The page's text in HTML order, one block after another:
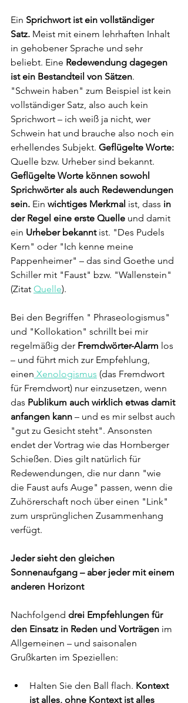
Ein Sprichwort ist ein vollständiger
Satz. Meist mit einem lehrhaften Inhalt
in gehobener Sprache und sehr
beliebt. Eine Redewendung dagegen
ist ein Bestandteil von Sätzen.
"Schwein haben" zum Beispiel ist kein
vollständiger Satz, also auch kein
Sprichwort – ich weiß ja nicht, wer
Schwein hat und brauche also noch ein
erhellendes Subjekt. Geflügelte Worte:
Quelle bzw. Urheber sind bekannt.
Geflügelte Worte können sowohl
Sprichwörter als auch Redewendungen
sein. Ein wichtiges Merkmal ist, dass in
der Regel eine erste Quelle und damit
ein Urheber bekannt ist. "Des Pudels
Kern" oder "Ich kenne meine
Pappenheimer" – das sind Goethe und
Schiller mit "Faust" bzw. "Wallenstein"
(Zitat Quelle).
Bei den Begriffen " Phraseologismus"
und "Kollokation" schrillt bei mir
regelmäßig der Fremdwörter-Alarm los
– und führt mich zur Empfehlung,
einen Xenologismus (das Fremdwort
für Fremdwort) nur einzusetzen, wenn
das Publikum auch wirklich etwas damit
anfangen kann – und es mir selbst auch
"gut zu Gesicht steht". Ansonsten
endet der Vortrag wie das Hornberger
Schießen. Dies gilt natürlich für
Redewendungen, die nur dann "wie
die Faust aufs Auge" passen, wenn die
Zuhörerschaft noch über einen "Link"
zum ursprünglichen Zusammenhang
verfügt.
Jeder sieht den gleichen
Sonnenaufgang – aber jeder mit einem
anderen Horizont
Nachfolgend drei Empfehlungen für
den Einsatz in Reden und Vorträgen im
Allgemeinen – und saisonalen
Grußkarten im Speziellen:
Halten Sie den Ball flach. Kontext
ist alles, ohne Kontext ist alles